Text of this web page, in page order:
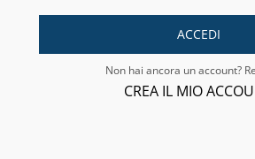
ACCEDI
Non hai ancora un account?
CREA IL MIO